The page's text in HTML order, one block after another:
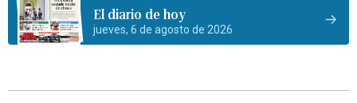
El diario de hoy
jueves, 6 de agosto de 2026